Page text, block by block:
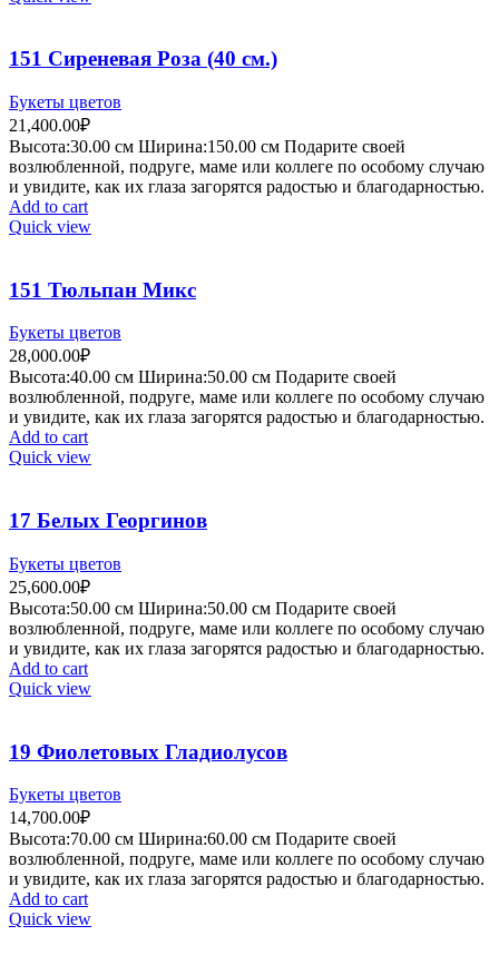
151 Сиреневая Роза (40 см.)
Букеты цветов
21,400.00₽
Высота:30.00 см Ширина:150.00 см Подарите своей
возлюбленной, подруге, маме или коллеге по особому случаю
и увидите, как их глаза загорятся радостью и благодарностью.
Add to cart
Quick view
151 Тюльпан Микс
Букеты цветов
28,000.00₽
Высота:40.00 см Ширина:50.00 см Подарите своей
возлюбленной, подруге, маме или коллеге по особому случаю
и увидите, как их глаза загорятся радостью и благодарностью.
Add to cart
Quick view
17 Белых Георгинов
Букеты цветов
25,600.00₽
Высота:50.00 см Ширина:50.00 см Подарите своей
возлюбленной, подруге, маме или коллеге по особому случаю
и увидите, как их глаза загорятся радостью и благодарностью.
Add to cart
Quick view
19 Фиолетовых Гладиолусов
Букеты цветов
14,700.00₽
Высота:70.00 см Ширина:60.00 см Подарите своей
возлюбленной, подруге, маме или коллеге по особому случаю
и увидите, как их глаза загорятся радостью и благодарностью.
Add to cart
Quick view